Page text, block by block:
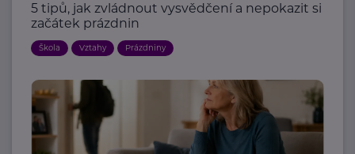
5 tipů, jak zvládnout vysvědčení a nepokazit si
začátek prázdnin
Škola Vztahy Prázdniny